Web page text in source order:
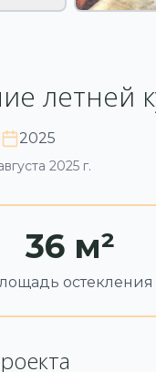
летней
2025
2025 г.
36 м²
остекления